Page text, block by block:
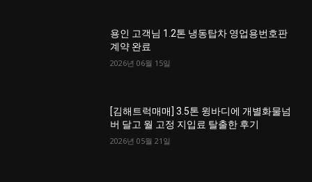
용인 고객님 1.2톤 냉동탑차 영업용번호판
계약 완료
2026년 06월 15일
[김해트럭매매] 3.5톤 윙바디에 개별화물넘
버 달고 월 고정 지입료 탈출한 후기
2026년 05월 21일